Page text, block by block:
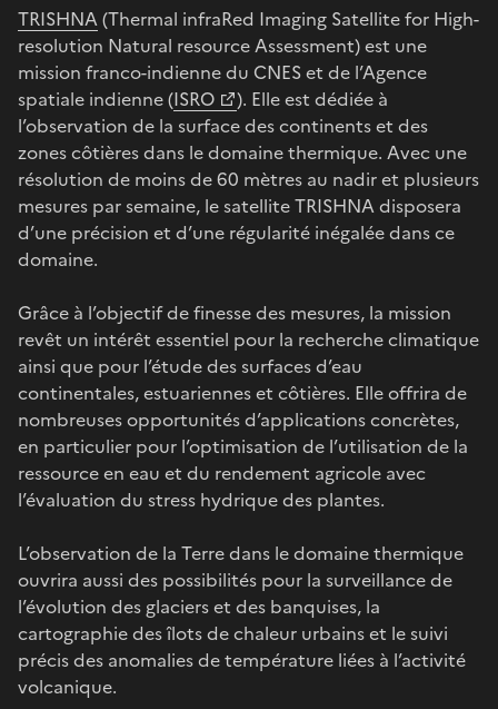
TRISHNA(Thermal infraRed Imaging Satellite for High-
resolution Natural resource Assessment) est une
mission franco-indienne du CNES et de l’Agence
spatiale indienne (ISRO
). Elle est dédiée à
l’observation de la surface des continents et des
zones côtières dans le domaine thermique. Avec une
résolution de moins de 60 mètres au nadir et plusieurs
mesures par semaine, le satellite TRISHNA disposera
d’une précision et d’une régularité inégalée dans ce
domaine.
Grâce à l’objectif de finesse des mesures, la mission
revêt un intérêt essentiel pour la recherche climatique
ainsi que pour l’étude des surfaces d’eau
continentales, estuariennes et côtières. Elle offrira de
nombreuses opportunités d’applications concrètes,
en particulier pour l’optimisation de l’utilisation de la
ressource en eau et du rendement agricole avec
l’évaluation du stress hydrique des plantes.
L’observation de la Terre dans le domaine thermique
ouvrira aussi des possibilités pour la surveillance de
l’évolution des glaciers et des banquises, la
cartographie des îlots de chaleur urbains et le suivi
précis des anomalies de température liées à l’activité
volcanique.